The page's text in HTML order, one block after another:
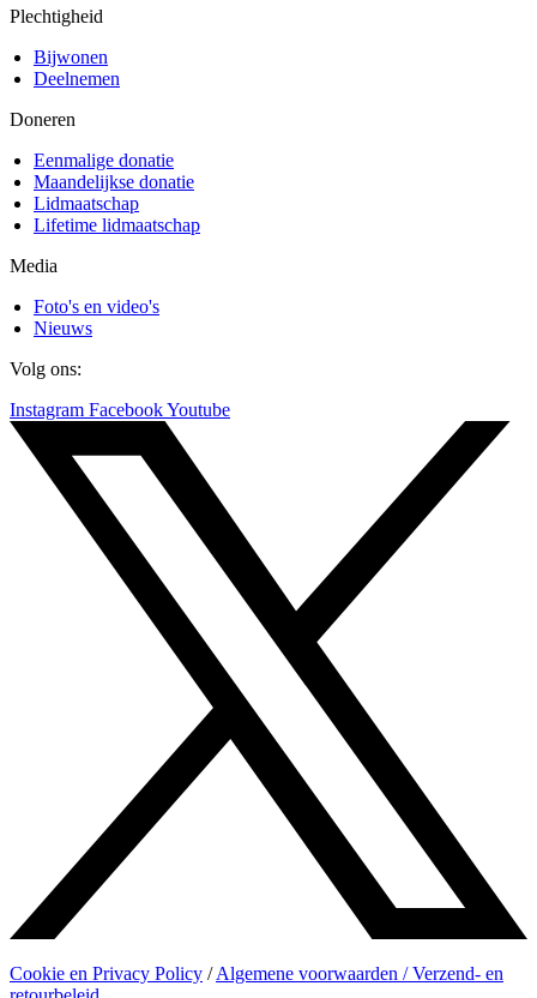
Plechtigheid
Bijwonen
Deelnemen
Doneren
Eenmalige donatie
Maandelijkse donatie
Lidmaatschap
Lifetime lidmaatschap
Media
Foto's en video's
Nieuws
Volg ons:
Instagram FacebookYoutube
Cookie en Privacy Policy /Algemene voorwaarden / Verzend- en